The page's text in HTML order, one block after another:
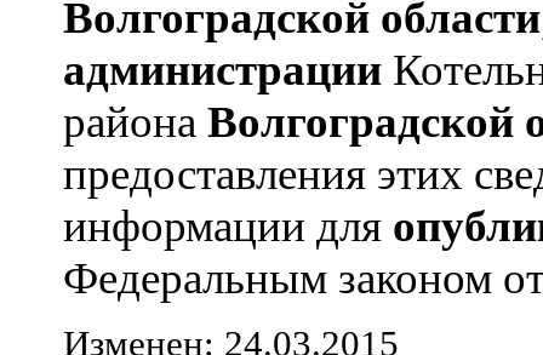
Волгоградской области
администрации
района Волгоградской
предоставления этих
информации для
Федеральным законом
Изменен: 24.03.2015